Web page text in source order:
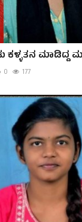
ಕಳ್ಳತನ
0 177